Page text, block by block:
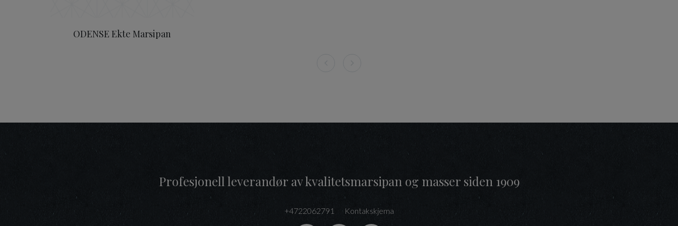
ODENSE Ekte Marsipan
Profesjonell leverandør av kvalitetsmarsipan og masser siden 1909
+4722062791 Kontakskjema